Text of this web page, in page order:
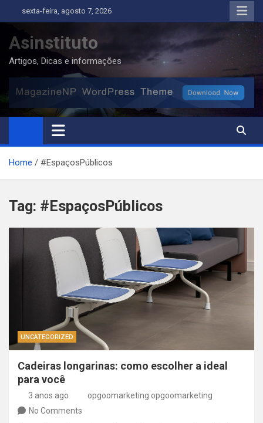
to
content
sexta-feira, agosto 7, 2026
Asinstituto
Artigos, Dicas e informações
Home #EspaçosPúblicos
Tag: #EspaçosPúblicos
UNCATEGORIZED
Cadeiras longarinas: como escolher a ideal
para você
3 anos ago
opgoomarketing opgoomarketing
No Comments